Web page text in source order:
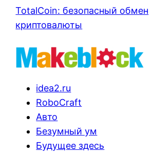
TotalCoin: безопасный обмен
криптовалюты
idea2.ru
RoboCraft
Авто
Безумный ум
Будущее здесь